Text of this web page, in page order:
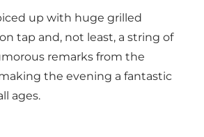
up with huge grilled
tap and, not least, a string of
remarks from the
the evening a fantastic
ages.